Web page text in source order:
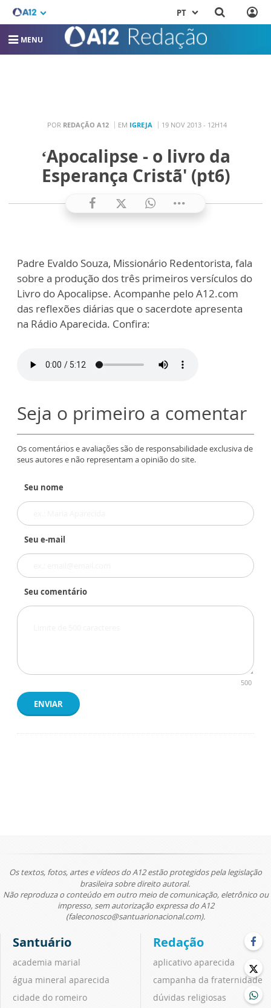
PT
MENU
POR REDAÇÃO A12 EM IGREJA 19 NOV 2013 - 12H14
‘Apocalipse - o livro da
Esperança Cristã' (pt6)
Padre Evaldo Souza, Missionário Redentorista, fala
sobre a produção dos três primeiros versículos do
Livro do Apocalipse. Acompanhe pelo A12.com
das reflexões diárias que o sacerdote apresenta
na Rádio Aparecida. Confira:
Seja o primeiro a comentar
Os comentários e avaliações são de responsabilidade exclusiva de
seus autores e não representam a opinião do site.
Seu nome
Seu e-mail
Seu comentário
500
ENVIAR
Os textos, fotos, artes e vídeos do A12 estão protegidos pela legislação
brasileira sobre direito autoral.
Não reproduza o conteúdo em outro meio de comunicação, eletrônico ou
impresso, sem autorização expressa do A12
(faleconosco@santuarionacional.com).
Santuário
academia marial
água mineral aparecida
cidade do romeiro
Redação
aplicativo aparecida
campanha da fraternidade
dúvidas religiosas